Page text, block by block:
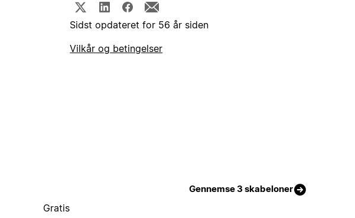
Sidst opdateret for 56 år siden
Vilkår og betingelser
Gennemse 3 skabeloner
Gratis